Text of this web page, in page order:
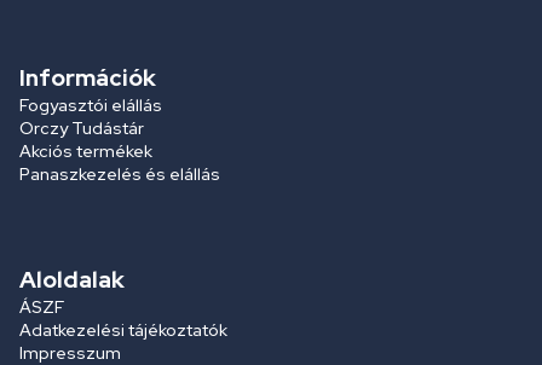
Információk
Fogyasztói elállás
Orczy Tudástár
Akciós termékek
Panaszkezelés és elállás
Aloldalak
ÁSZF
Adatkezelési tájékoztatók
Impresszum